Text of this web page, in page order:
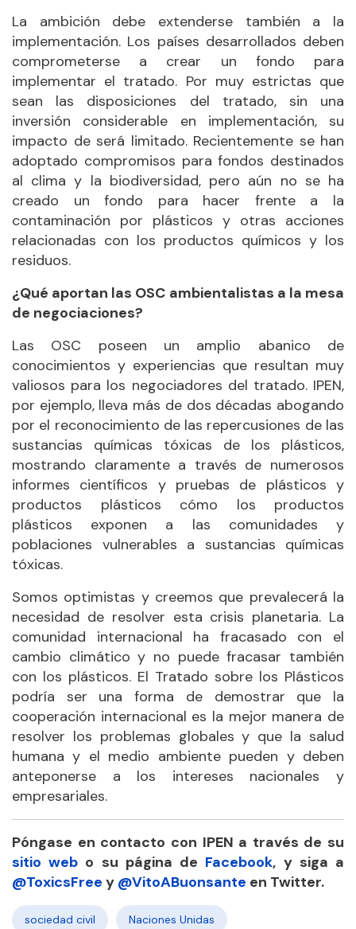
La ambición debe extenderse también a la
implementación. Los países desarrollados deben
comprometerse a crear un fondo para
implementar el tratado. Por muy estrictas que
sean las disposiciones del tratado, sin una
inversión considerable en implementación, su
impacto de será limitado. Recientemente se han
adoptado compromisos para fondos destinados
al clima y la biodiversidad, pero aún no se ha
creado un fondo para hacer frente a la
contaminación por plásticos y otras acciones
relacionadas con los productos químicos y los
residuos.
¿Qué aportan las OSC ambientalistas a la mesa
de negociaciones?
Las OSC poseen un amplio abanico de
conocimientos y experiencias que resultan muy
valiosos para los negociadores del tratado. IPEN,
por ejemplo, lleva más de dos décadas abogando
por el reconocimiento de las repercusiones de las
sustancias químicas tóxicas de los plásticos,
mostrando claramente a través de numerosos
informes científicos y pruebas de plásticos y
productos plásticos cómo los productos
plásticos exponen a las comunidades y
poblaciones vulnerables a sustancias químicas
tóxicas.
Somos optimistas y creemos que prevalecerá la
necesidad de resolver esta crisis planetaria. La
comunidad internacional ha fracasado con el
cambio climático y no puede fracasar también
con los plásticos. El Tratado sobre los Plásticos
podría ser una forma de demostrar que la
cooperación internacional es la mejor manera de
resolver los problemas globales y que la salud
humana y el medio ambiente pueden y deben
anteponerse a los intereses nacionales y
empresariales.
Póngase en contacto con IPEN a través de su
sitio web o su página de Facebook, y siga a
@ToxicsFree y @VitoABuonsante en Twitter.
sociedad civil Naciones Unidas